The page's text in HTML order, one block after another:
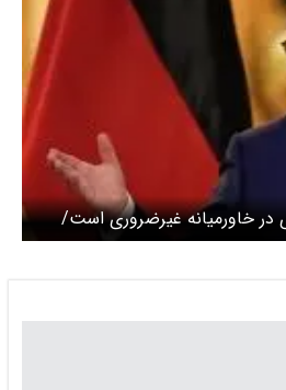
رئیس‌جمهور آلمان: درگیری در خاورمیانه غیرضروری است/